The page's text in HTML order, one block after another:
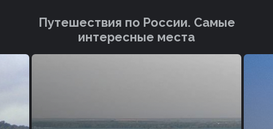
Путешествия по России. Cамые
интересные места